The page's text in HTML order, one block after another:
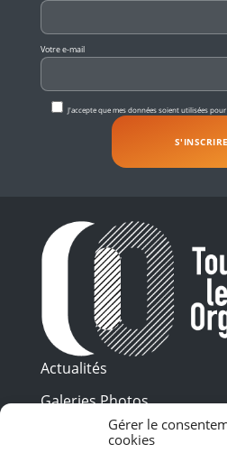
Gérer le
cookies
Votre e-mail
J'accepte que mes données soient utilisées
Actualités
Galeries Photos
Vidéothèque